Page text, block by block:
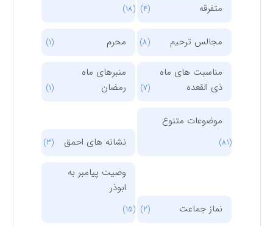
متفرقه (18)
مجالس ترحیم محرم
مناسبت های ماه
ذی القعده
منبرهای ماه
رمضان
موضوعات متنوع
نشانه های احمق (3)
نماز جماعت
وصیت پیامبر به
ابوذر
(15)